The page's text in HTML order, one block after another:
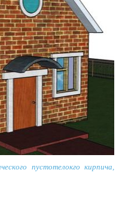
пустотелокго кирпича,